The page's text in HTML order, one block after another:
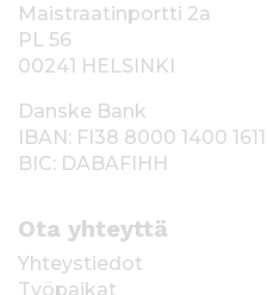
Maistraatinportti 2a
PL 56
00241 HELSINKI
Danske Bank
IBAN: FI38 8000 1400
BIC: DABAFIHH
Ota yhteyttä
Yhteystiedot
Työpaikat